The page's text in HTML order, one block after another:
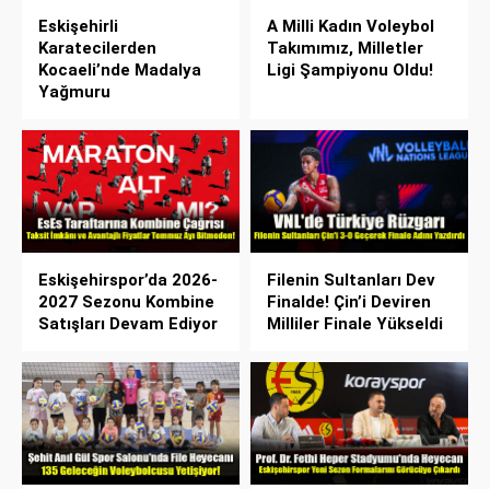
Eskişehirli
Karatecilerden
Kocaeli’nde Madalya
Yağmuru
A Milli Kadın Voleybol
Takımımız, Milletler
Ligi Şampiyonu Oldu!
Eskişehirspor’da 2026-
2027 Sezonu Kombine
Satışları Devam Ediyor
Filenin Sultanları Dev
Finalde! Çin’i Deviren
Milliler Finale Yükseldi